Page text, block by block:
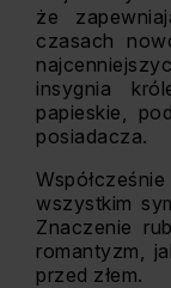
że
czasach
insygnia
papieskie,
posiadacza.
wszystkim
Znaczenie
romantyzm,
przed złem.